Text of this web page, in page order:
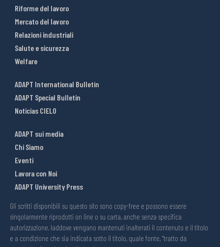
Riforme del lavoro
Mercato del lavoro
Relazioni industriali
Salute e sicurezza
Welfare
ADAPT International Bulletin
ADAPT Special Bulletin
Noticias CIELO
ADAPT sui media
Chi Siamo
Eventi
Lavora con Noi
ADAPT University Press
Gli scritti disponibili su questo sito sono copy-free e possono essere
singolarmente riprodotti on line o su carta, anche senza specifica
autorizzazione, laddove vengano mantenuti inalterati il contenuto e il titolo
e a condizione che sia indicata sotto il titolo, quale fonte, “tratto da